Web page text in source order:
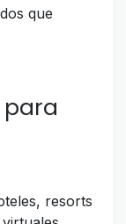
que
para
resorts